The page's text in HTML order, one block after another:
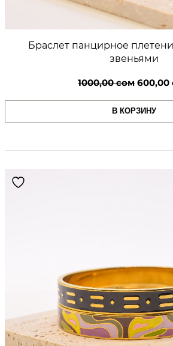
Браслет панцирное
звеньями
1000,00сом 600,00
В КОРЗИНУ